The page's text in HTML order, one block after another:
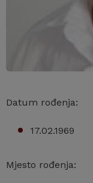
Datum rođenja:
17.02.1969
Mjesto rođenja: